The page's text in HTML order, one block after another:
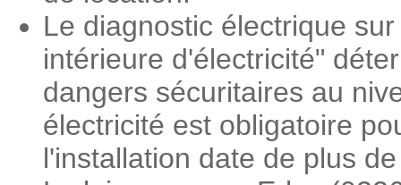
Le diagnostic électrique
intérieure d'électricité"
dangers sécuritaires au
électricité est obligatoire
l'installation date de plus